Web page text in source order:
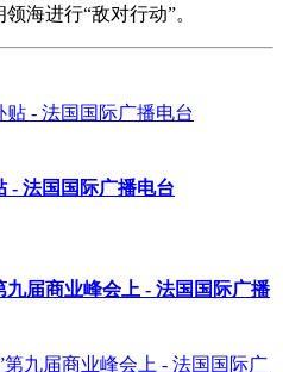
海进行“敌对行动”。
- 法国国际广播电台
届商业峰会上 - 法国国际广播